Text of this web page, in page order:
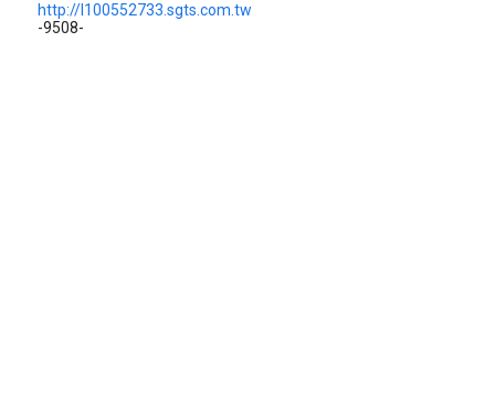
http://l100552733.sgts.com.tw
-9508-